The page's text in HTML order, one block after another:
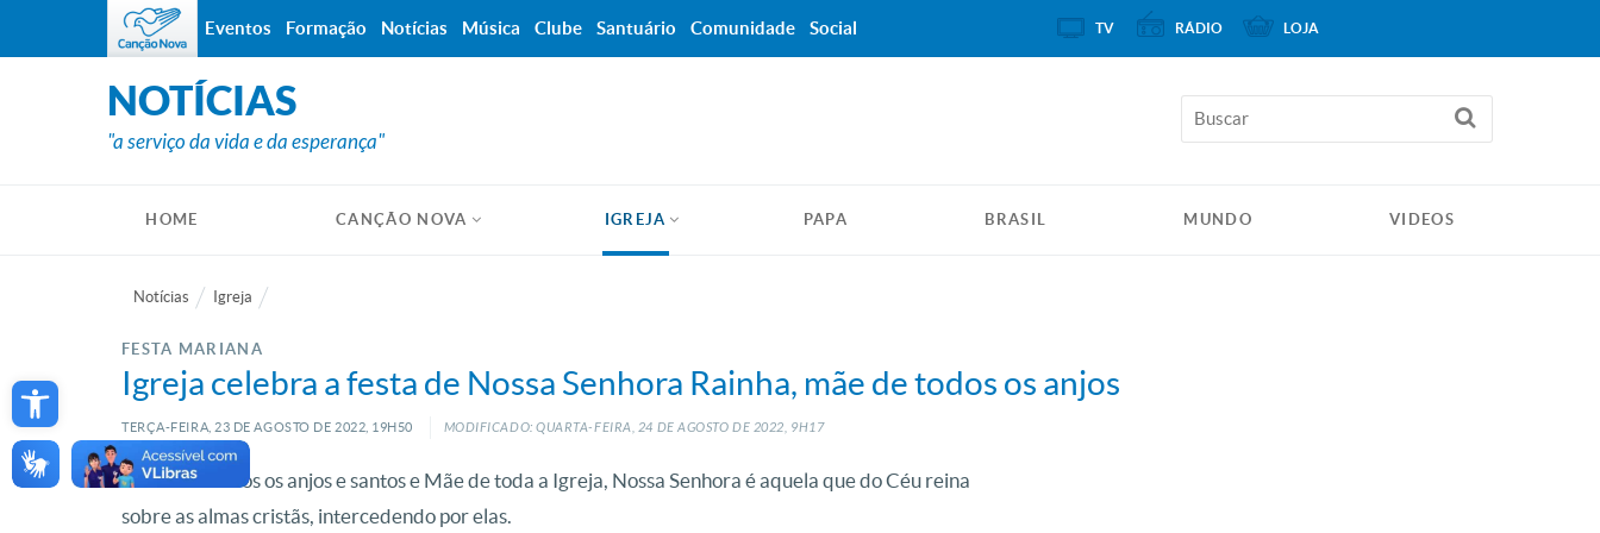
Open toolbar
NOTÍCIAS
"a serviço da vida e da esperança"
HOME CANÇÃO NOVA IGREJA PAPA BRASIL MUNDO VIDEOS
Notícias Igreja
FESTA MARIANA
Igreja celebra a festa de Nossa Senhora Rainha, mãe de todos os anjos
TERÇA-FEIRA, 23 DE AGOSTO DE 2022, 19H50 MODIFICADO: QUARTA-FEIRA, 24 DEAGOSTO DE 2022, 9H17
Rainha de todos os anjos e santos e Mãe de toda a Igreja, Nossa Senhora é aquela que do Céu reina
sobre as almas cristãs, intercedendo por elas.
Eventos Formação Notícias Música Clube Santuário Comunidade Social TV RÁDIO LOJA